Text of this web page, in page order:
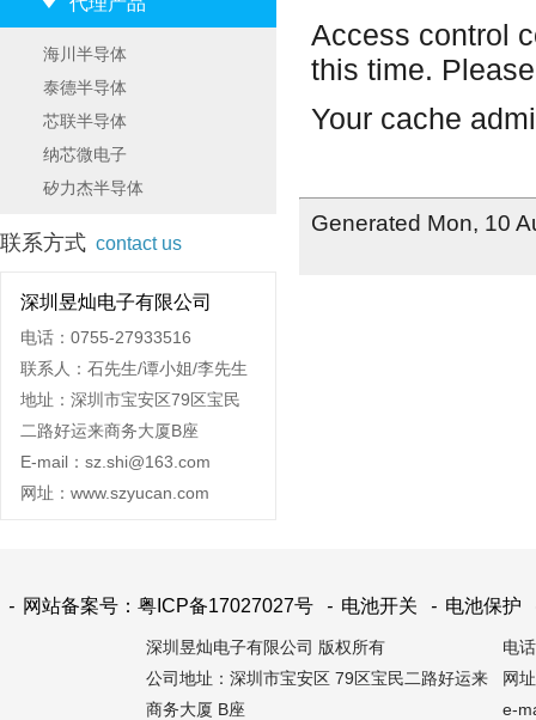
海川半导体
泰德半导体
芯联半导体
纳芯微电子
矽力杰半导体
联系方式 contact us
深圳昱灿电子有限公司
电话：0755-27933516
联系人：石先生/谭小姐/李先生
地址：深圳市宝安区79区宝民
二路好运来商务大厦B座
E-mail：sz.shi@163.com
网址：www.szyucan.com
- 网站备案号：粤ICP备17027027号 - 电池开关 - 电池保护
深圳昱灿电子有限公司 版权所有
公司地址：深圳市宝安区 79区宝民二路好运来
商务大厦 B座
电
网
e-